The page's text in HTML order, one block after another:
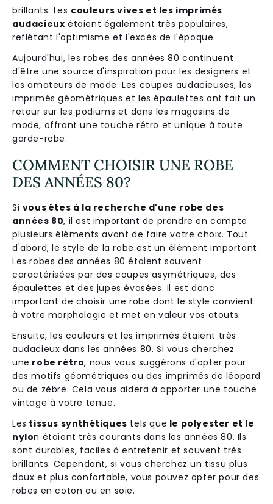
brillants. Les couleurs vives et les imprimés
audacieux étaient également très populaires,
reflétant l'optimisme et l'excès de l'époque.
Aujourd'hui, les robes des années 80 continuent
d'être une source d'inspiration pour les designers et
les amateurs de mode. Les coupes audacieuses, les
imprimés géométriques et les épaulettes ont fait un
retour sur les podiums et dans les magasins de
mode, offrant une touche rétro et unique à toute
garde-robe.
COMMENT CHOISIR UNE ROBE
DES ANNÉES 80?
Si vous êtes à la recherche d'une robe des
années 80, il est important de prendre en compte
plusieurs éléments avant de faire votre choix. Tout
d'abord, le style de la robe est un élément important.
Les robes des années 80 étaient souvent
caractérisées par des coupes asymétriques, des
épaulettes et des jupes évasées. Il est donc
important de choisir une robe dont le style convient
à votre morphologie et met en valeur vos atouts.
Ensuite, les couleurs et les imprimés étaient très
audacieux dans les années 80. Si vous cherchez
une robe rétro, nous vous suggérons d'opter pour
des motifs géométriques ou des imprimés de léopard
ou de zèbre. Cela vous aidera à apporter une touche
vintage à votre tenue.
Les tissus synthétiques tels que le polyester et le
nylon étaient très courants dans les années 80. Ils
sont durables, faciles à entretenir et souvent très
brillants. Cependant, si vous cherchez un tissu plus
doux et plus confortable, vous pouvez opter pour des
robes en coton ou en soie.